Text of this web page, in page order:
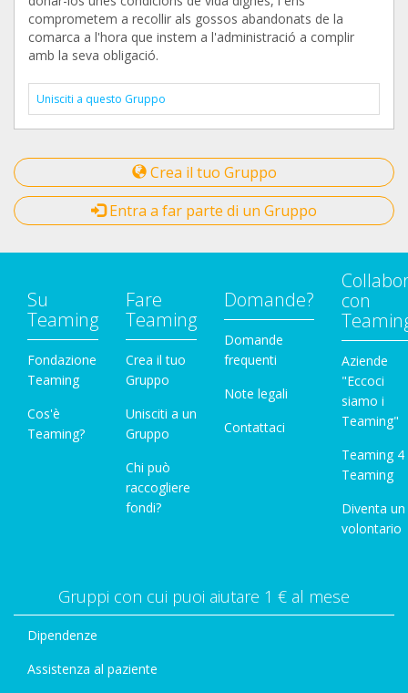
comprometem a recollir als gossos abandonats de la
comarca a l'hora que instem a l'administració a complir
amb la seva obligació.
Unisciti a questo Gruppo
Crea il tuo Gruppo
Entra a far parte di un Gruppo
Su
Teaming
Fondazione
Teaming
Cos'è
Teaming?
Fare
Teaming
Crea il tuo
Gruppo
Unisciti a un
Gruppo
Chi può
raccogliere
fondi?
Domande?
Domande
frequenti
Note legali
Contattaci
con
Aziende
"Eccoci
siamo i
Teaming"
Teaming 4
Teaming
Diventa un
volontario
Gruppi con cui puoi aiutare 1 € al mese
Dipendenze
Assistenza al paziente